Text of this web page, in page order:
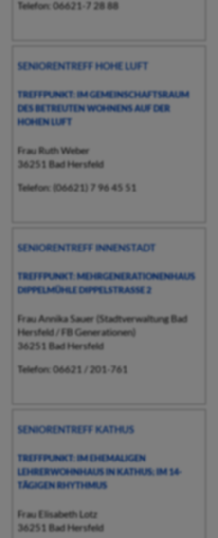
Telefon: 06621-7 28 88
SENIORENTREFF HOHE LUFT
TREFFPUNKT: IM GEMEINSCHAFTSRAUM
DES BETREUTEN WOHNENS AUF DER
HOHEN LUFT
Frau Ruth Weber
36251 Bad Hersfeld
Telefon: (06621) 7 96 45 51
SENIORENTREFF INNENSTADT
TREFFPUNKT: MEHRGENERATIONENHAUS
DIPPELMÜHLE DIPPELSTRASSE 2
Frau Annika Sauer (Stadtverwaltung Bad
Hersfeld / FB Generationen)
36251 Bad Hersfeld
Telefon: 06621 / 201-761
SENIORENTREFF KATHUS
TREFFPUNKT: IM EHEMALIGEN
LEHRERWOHNHAUS IN KATHUS; IM 14-
TÄGIGEN RHYTHMUS
Frau Elisabeth Lotz
36251 Bad Hersfeld